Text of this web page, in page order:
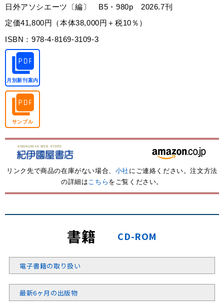
日外アソシエーツ〔編〕 B5・980p 2026.7刊
定価41,800円（本体38,000円＋税10％）
ISBN：978-4-8169-3109-3
月別新刊案内
サンプル
リンク先で商品の在庫がない場合、 小社 にご連絡ください。注文方法
の詳細はこちら をご覧ください。
書籍 CD-ROM
電子書籍の取り扱い
最新6ヶ月の出版物